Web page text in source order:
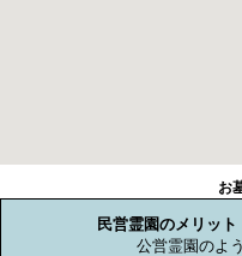
お
民営霊園のメリット
公営霊園のよ